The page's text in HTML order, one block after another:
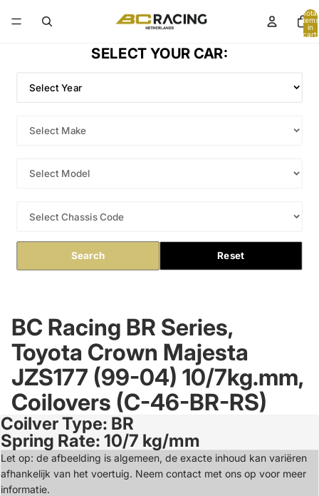
Total
items
in
cart:
SELECT YOUR CAR:
Search Reset
BC Racing BR Series,
Toyota Crown Majesta
JZS177 (99-04) 10/7kg.mm,
Coilovers (C-46-BR-RS)
Open
image
in
full
screen
Coilver Type: BR
Spring Rate: 10/7 kg/mm
Let op: de afbeelding is algemeen, de exacte inhoud kan variëren
afhankelijk van het voertuig. Neem contact met ons op voor meer
informatie.